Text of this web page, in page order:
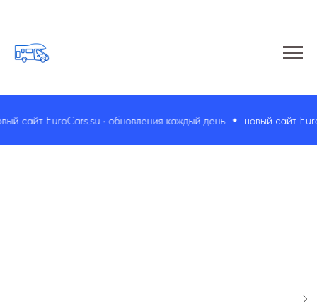
сайт EuroCars.su • обновления каждый день новый сайт